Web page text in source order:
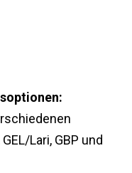
Lari, GBP und